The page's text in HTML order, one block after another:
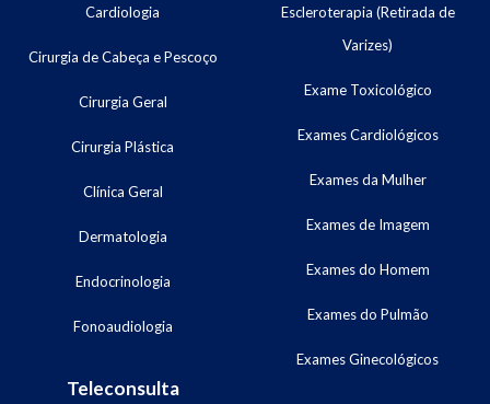
Cardiologia
Cirurgia de Cabeça e Pescoço
Cirurgia Geral
Cirurgia Plástica
Clínica Geral
Dermatologia
Endocrinologia
Fonoaudiologia
Teleconsulta
Escleroterapia (Retirada de
Varizes)
Exame Toxicológico
Exames Cardiológicos
Exames da Mulher
Exames de Imagem
Exames do Homem
Exames do Pulmão
Exames Ginecológicos